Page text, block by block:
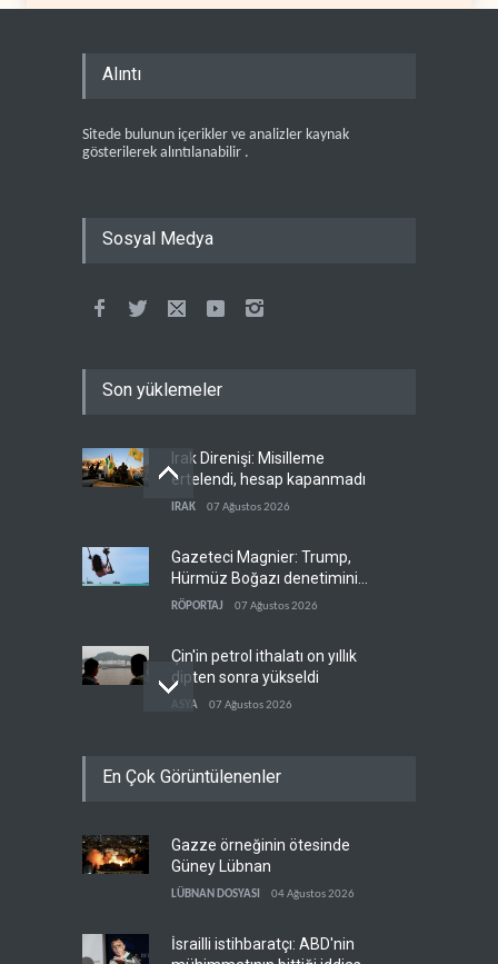
Alıntı
Sitede bulunun içerikler ve analizler kaynak
gösterilerek alıntılanabilir .
Sosyal Medya
Son yüklemeler
Irak Direnişi: Misilleme
ertelendi, hesap kapanmadı
IRAK 07 Ağustos 2026
Gazeteci Magnier: Trump,
Hürmüz Boğazı denetimini
doğrudan İran ve Umman'a
RÖPORTAJ 07 Ağustos 2026
Çin'in petrol ithalatı on yıllık
dipten sonra yükseldi
ASYA 07 Ağustos 2026
sonra petrol üretimini rekor
The Telegraph: Hürmüz
anlaşması, İran’ın savaşı
kazandığını gösteriyor
07 Ağustos 2026
En Çok Görüntülenenler
Gazze örneğinin ötesinde
Güney Lübnan
LÜBNAN DOSYASI 04 Ağustos 2026
İsrailli istihbaratçı: ABD'nin